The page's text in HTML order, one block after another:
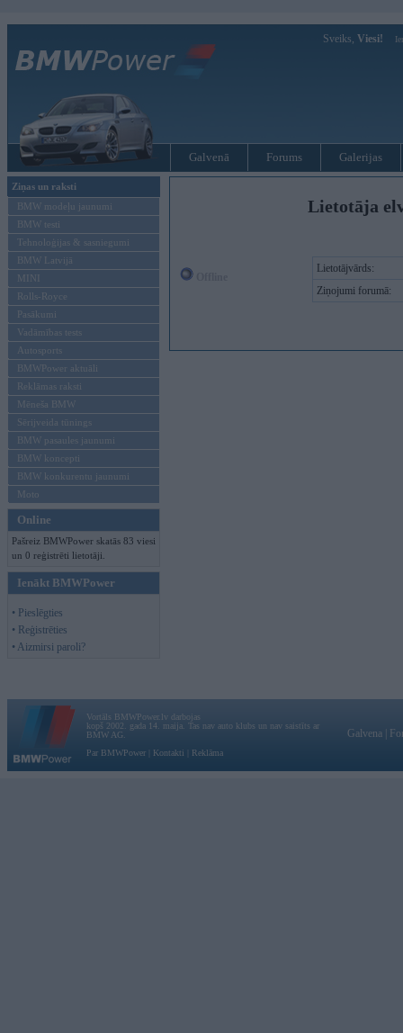
Sveiks, Viesi!
Galvenā Forums Galerijas
Ziņas un raksti
BMW modeļu jaunumi
BMW testi
Tehnoloģijas & sasniegumi
BMW Latvijā
MINI
Rolls-Royce
Pasākumi
Vadāmības tests
Autosports
BMWPower aktuāli
Reklāmas raksti
Mēneša BMW
Sērijveida tūnings
BMW pasaules jaunumi
BMW koncepti
BMW konkurentu jaunumi
Moto
Online
Pašreiz BMWPower skatās 83 viesi
un 0 reģistrēti lietotāji.
Ienākt BMWPower
• Pieslēgties
• Reģistrēties
• Aizmirsi paroli?
Lietotāja
Lietotājvārds:
Ziņojumi forumā:
Vortāls BMWPower.lv darbojas
kopš 2002. gada 14. maija. Tas nav auto klubs un nav saistīts ar
BMW AG.
Par BMWPower
Kontakti Reklāma
Galvena